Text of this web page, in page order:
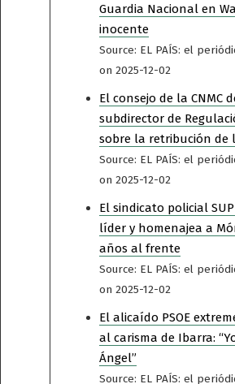
Guardia Nacional en
inocente
Source: EL PAÍS: el
on 2025-12-02
El consejo de la CNMC
subdirector de
sobre la retribución de
Source: EL PAÍS: el
on 2025-12-02
El sindicato policial
líder y homenajea a
años al frente
Source: EL PAÍS: el
on 2025-12-02
El alicaído PSOE
al carisma de Ibarra:
Ángel”
Source: EL PAÍS: el